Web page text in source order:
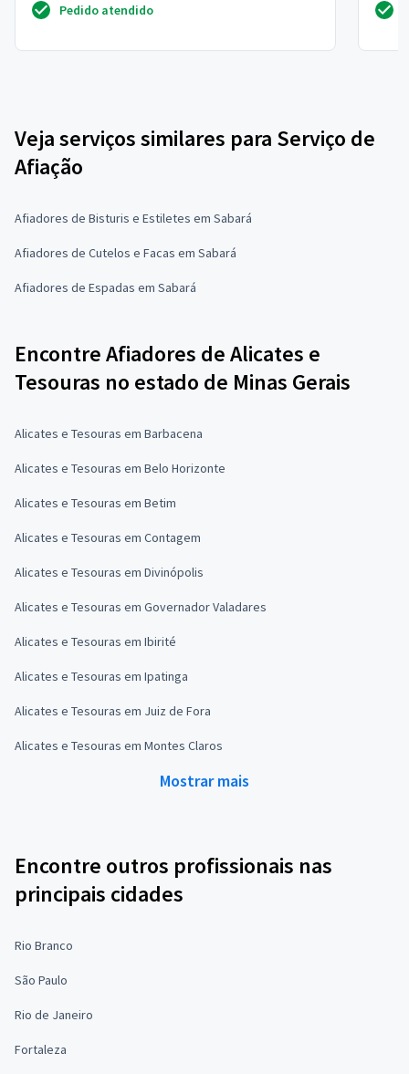
Pedido atendido
Veja serviços similares para Serviço de
Afiação
Afiadores de Bisturis e Estiletes em Sabará
Afiadores de Cutelos e Facas em Sabará
Afiadores de Espadas em Sabará
Encontre Afiadores de Alicates e
Tesouras no estado de Minas Gerais
Alicates e Tesouras em Barbacena
Alicates e Tesouras em Belo Horizonte
Alicates e Tesouras em Betim
Alicates e Tesouras em Contagem
Alicates e Tesouras em Divinópolis
Alicates e Tesouras em Governador Valadares
Alicates e Tesouras em Ibirité
Alicates e Tesouras em Ipatinga
Alicates e Tesouras em Juiz de Fora
Alicates e Tesouras em Montes Claros
Mostrar mais
Encontre outros profissionais nas
principais cidades
Rio Branco
São Paulo
Rio de Janeiro
Fortaleza